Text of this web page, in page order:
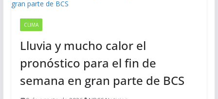
CLIMA
Lluvia y mucho calor el
pronóstico para el fin de
semana en gran parte de BCS